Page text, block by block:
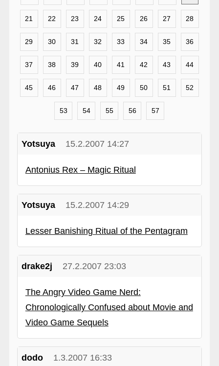
21 22 23 24 25 26 27 28
29 30 31 32 33 34 35 36
37 38 39 40 41 42 43 44
45 46 47 48 49 50 51 52
53 54 55 56 57
Yotsuya 15.2.2007 14:27
Antonius Rex – Magic Ritual
Yotsuya 15.2.2007 14:29
Lesser Banishing Ritual of the Pentagram
drake2j 27.2.2007 23:03
The Angry Video Game Nerd:
Chronologically Confused about Movie and
Video Game Sequels
dodo 1.3.2007 16:33